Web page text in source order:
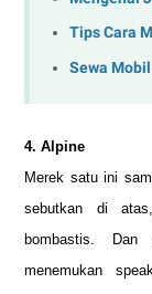
Tips Cara
Sewa
4. Alpine
Merek satu ini
sebutkan di
bombastis. Dan
menemukan